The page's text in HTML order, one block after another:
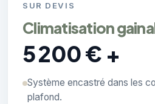
SUR DEVIS
Climatisation
5 200 € +
Système encastré dans les
plafond.